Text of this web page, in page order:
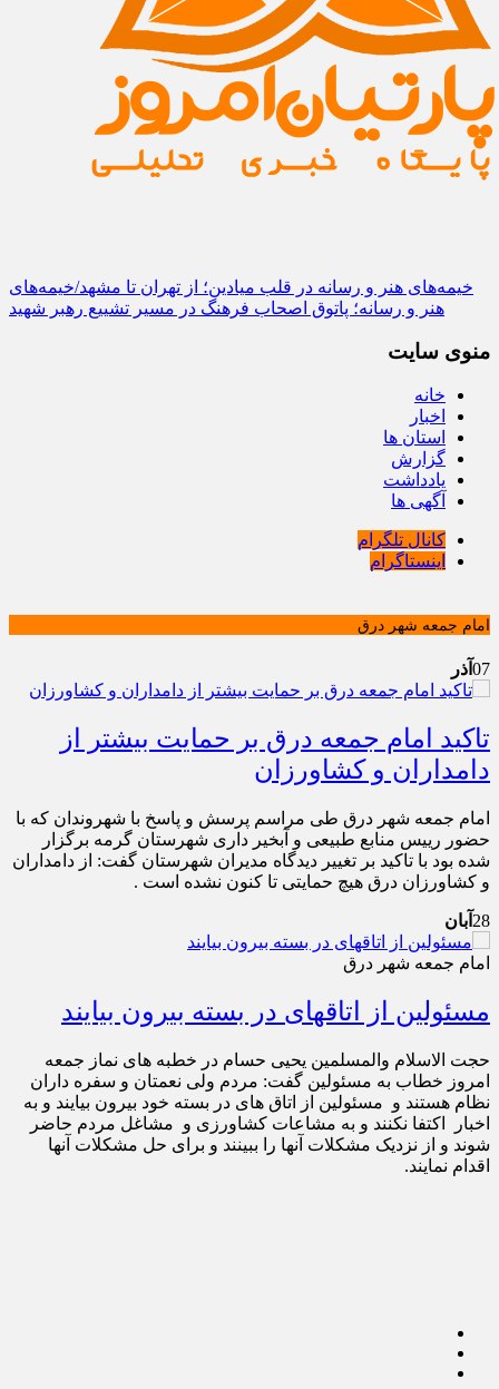
خیمه‌های هنر و رسانه در قلب میادین؛ از تهران تا مشهد/خیمه‌های
هنر و رسانه؛ پاتوق اصحاب فرهنگ در مسیر تشییع رهبر شهید
منوی سایت
خانه
اخبار
استان ها
گزارش
یادداشت
آگهی ها
کانال تلگرام
اینستاگرام
امام جمعه شهر درق
07 آذر
تاکید امام جمعه درق بر حمایت بیشتر از
دامداران و کشاورزان
امام جمعه شهر درق طی مراسم پرسش و پاسخ با شهروندان که با
حضور رییس منابع طبیعی و آبخیر داری شهرستان گرمه برگزار
شده بود با تاکید بر تغییر دیدگاه مدیران شهرستان گفت: از دامداران
و کشاورزان درق هیچ حمایتی تا کنون نشده است .
28 آبان
امام جمعه شهر درق
مسئولین از اتاقهای در بسته بیرون بیایند
حجت الاسلام والمسلمین یحیی حسام در خطبه های نماز جمعه
امروز خطاب به مسئولین گفت: مردم ولی نعمتان و سفره داران
نظام هستند و مسئولین از اتاق های در بسته خود بیرون بیایند و به
اخبار اکتفا نکنند و به مشاعات کشاورزی و مشاغل مردم حاضر
شوند و از نزدیک مشکلات آنها را ببینند و برای حل مشکلات آنها
اقدام نمایند.